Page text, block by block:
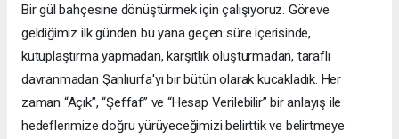
Bir gül bahçesine dönüştürmek için çalışıyoruz. Göreve
geldiğimiz ilk günden bu yana geçen süre içerisinde,
kutuplaştırma yapmadan, karşıtlık oluşturmadan, taraflı
davranmadan Şanlıurfa'yı bir bütün olarak kucakladık. Her
zaman “Açık”, “Şeffaf” ve “Hesap Verilebilir” bir anlayış ile
hedeflerimize doğru yürüyeceğimizi belirttik ve belirtmeye